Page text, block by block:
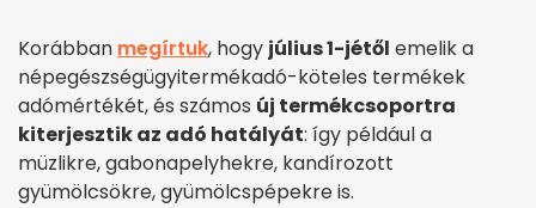
Korábban megírtuk, hogy július 1-jétől emelik a
népegészségügyitermékadó-köteles termékek
adómértékét, és számos új termékcsoportra
kiterjesztik az adó hatályát: így például a
müzlikre, gabonapelyhekre, kandírozott
gyümölcsökre, gyümölcspépekre is.